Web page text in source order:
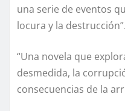
una serie de eventos
locura y la destrucción”.
“Una novela que
desmedida, la
consecuencias de la